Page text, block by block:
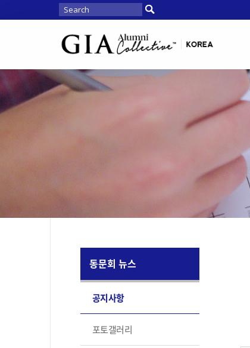
동문회 뉴스
공지사항
포토갤러리